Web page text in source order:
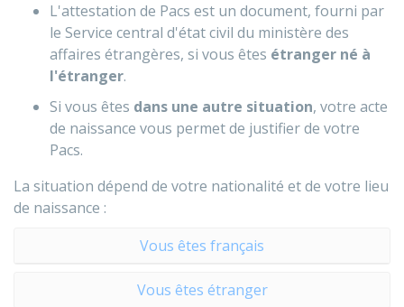
L'attestation de Pacs est un document, fourni par
le Service central d'état civil du ministère des
affaires étrangères, si vous êtes étranger né à
l'étranger.
Si vous êtes dans une autre situation, votre acte
de naissance vous permet de justifier de votre
Pacs.
La situation dépend de votre nationalité et de votre lieu
de naissance :
Vous êtes français
Vous êtes étranger